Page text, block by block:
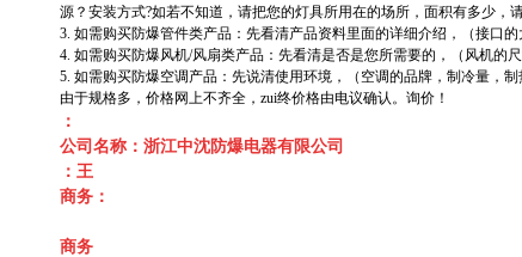
源？安装方式?如若不知道，请把您的灯具所用在的场所，面积有多少，
3. 如需购买防爆管件类产品：先看清产品资料里面的详细介绍，（接口的
4. 如需购买防爆风机/风扇类产品：先看清是否是您所需要的，（风机的
5. 如需购买防爆空调产品：先说清使用环境，（空调的品牌，制冷量，制
由于规格多，价格网上不齐全，zui终价格由电议确认。询价！
：
公司名称：浙江中沈防爆电器有限公司
：王
商务：
商务